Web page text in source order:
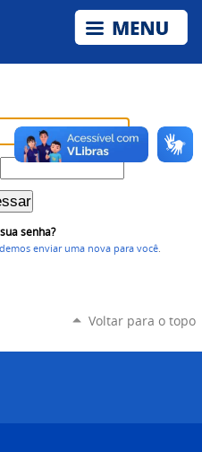
senha?
enviar uma nova para você
Voltar para o topo